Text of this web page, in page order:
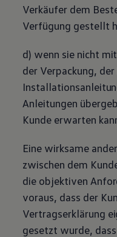
Verkäufer dem
Verfügung gestellt
d) wenn sie nicht
der Verpackung,
Anleitungen
Kunde erwarten
Eine wirksame
zwischen dem
die objektiven
voraus, dass der
Vertragserklärung
gesetzt wurde,